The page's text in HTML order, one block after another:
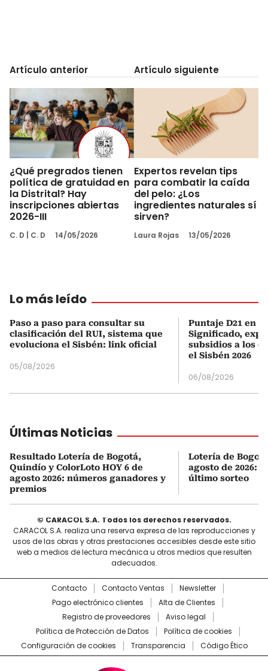
Artículo anterior
¿Qué pregrados tienen
política de gratuidad en
la Distrital? Hay
inscripciones abiertas
2026-III
C. D C. D 14/05/2026
Artículo siguiente
Expertos revelan tips
para combatir la caída
del pelo: ¿Los
ingredientes naturales sí
sirven?
Laura Rojas 13/05/2026
Lo más leído
Paso a paso para consultar su
clasificación del RUI, sistema que
evoluciona el Sisbén: link oficial
05/08/2026
Puntaje D21 en
Significado,
subsidios a los
el Sisbén 2026
06/08/2026
Últimas Noticias
Resultado Lotería de Bogotá,
Quindío y ColorLoto HOY 6 de
agosto 2026: números ganadores y
premios
Lotería de
agosto de 2026:
último sorteo
© CARACOL S.A. Todos los derechos reservados.
CARACOL S.A. realiza una reserva expresa de las reproducciones y
usos de las obras y otras prestaciones accesibles desde este sitio
web a medios de lectura mecánica u otros medios que resulten
adecuados.
Contacto Contacto Ventas
Newsletter
Pago electrónico clientes
Alta de Clientes
Registro de proveedores
Aviso legal
Política de Protección de Datos
Política de cookies
Configuración de cookies
Transparencia Código Ético